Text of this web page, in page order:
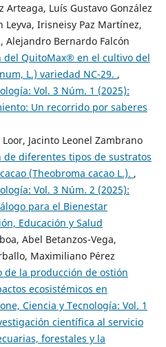
Arteaga, Luís Gustavo González
Leyva, Irisneisy Paz Martínez,
Alejandro Bernardo Falcón
del QuitoMax® en el cultivo del
L.) variedad NC-29. ,
Vol. 3 Núm. 1 (2025):
Un recorrido por saberes
Jacinto Leonel Zambrano
de diferentes tipos de sustratos
(Theobroma cacao L.). ,
Vol. 3 Núm. 2 (2025):
para el Bienestar
Educación y Salud
Abel Betanzos-Vega,
Maximiliano Pérez
de la producción de ostión
ecosistémicos en
Ciencia y Tecnología: Vol. 1
científica al servicio
forestales y la